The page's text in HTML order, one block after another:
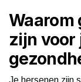
Waarom
zijn voor
Je hersenen zijn